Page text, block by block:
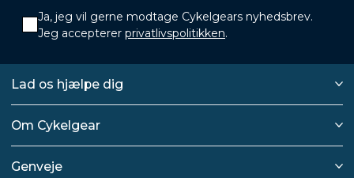
Ja, jeg vil gerne modtage Cykelgears nyhedsbrev.
Jeg accepterer privatlivspolitikken.
Lad os hjælpe dig
Om Cykelgear
Genveje